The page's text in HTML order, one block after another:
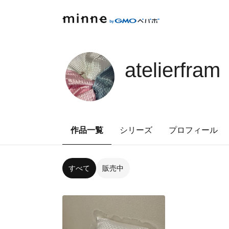
atelierfram
作品一覧 シリーズ プロフィール
すべて 販売中